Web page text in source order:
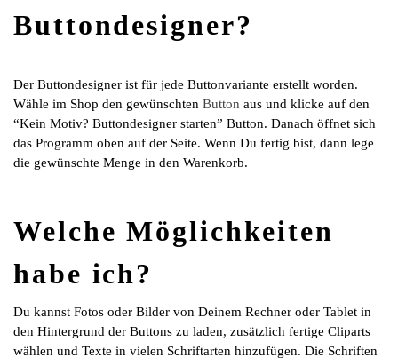
Buttondesigner?
Der Buttondesigner ist für jede Buttonvariante erstellt worden.
Wähle im Shop den gewünschten Button aus und klicke auf den
“Kein Motiv? Buttondesigner starten” Button. Danach öffnet sich
das Programm oben auf der Seite. Wenn Du fertig bist, dann lege
die gewünschte Menge in den Warenkorb.
Welche Möglichkeiten
habe ich?
Du kannst Fotos oder Bilder von Deinem Rechner oder Tablet in
den Hintergrund der Buttons zu laden, zusätzlich fertige Cliparts
wählen und Texte in vielen Schriftarten hinzufügen. Die Schriften